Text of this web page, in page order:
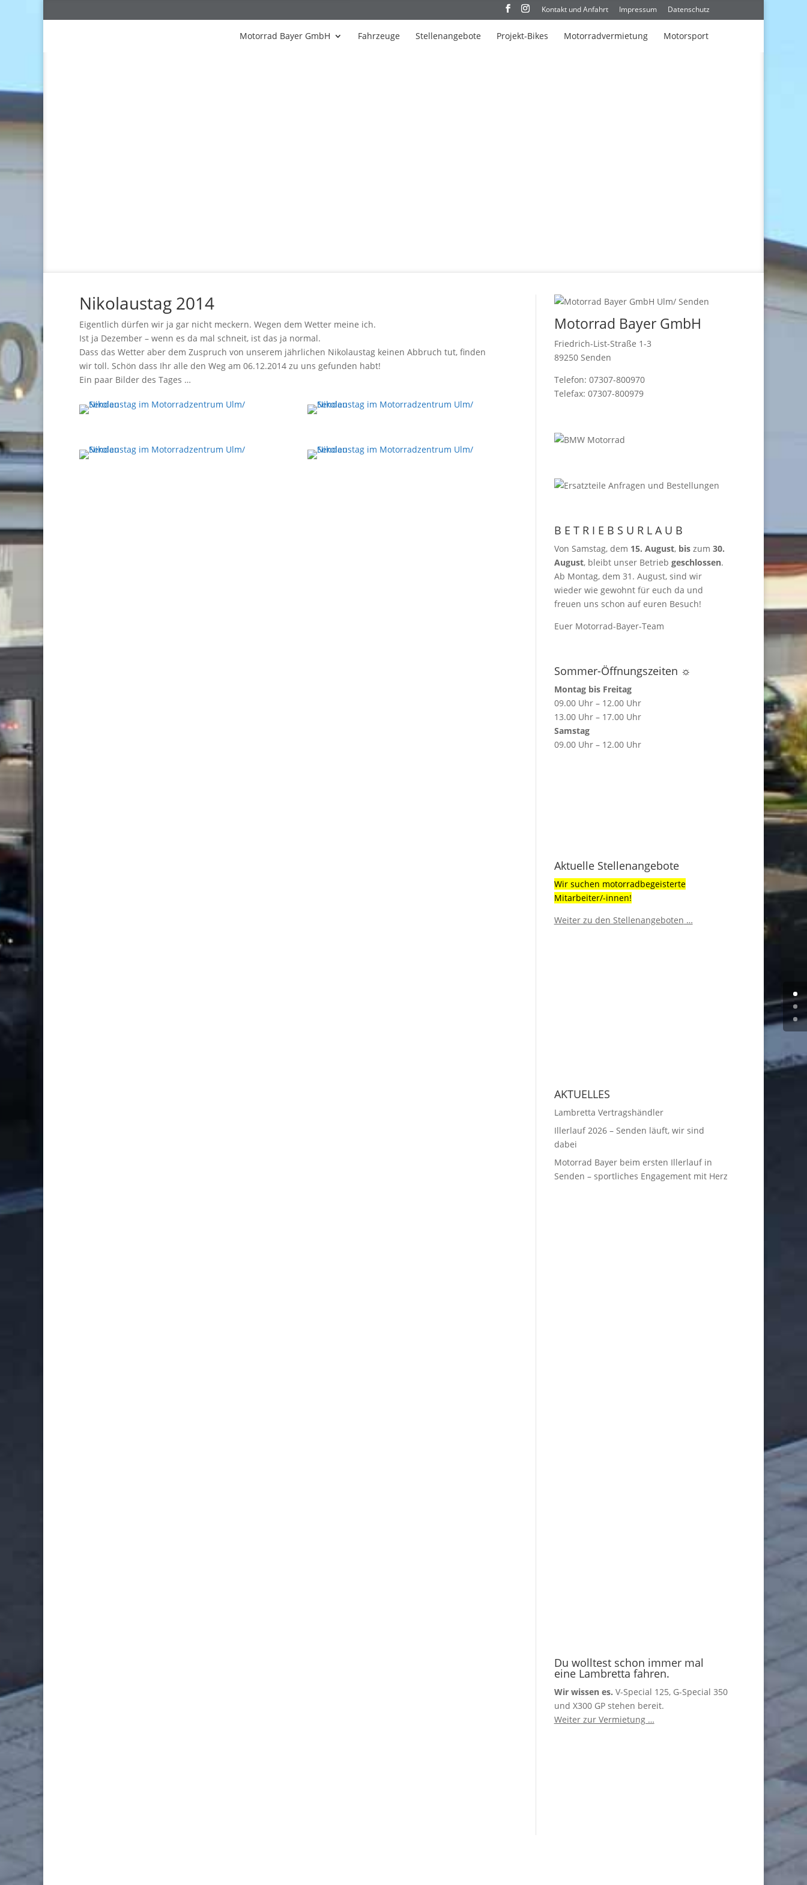
Kontakt und Anfahrt Impressum Datenschutz
Motorrad Bayer GmbH Fahrzeuge Stellenangebote Projekt-Bikes Motorradvermietung Motorsport
Nikolaustag 2014
Eigentlich dürfen wir ja gar nicht meckern. Wegen dem Wetter meine ich.
Ist ja Dezember – wenn es da mal schneit, ist das ja normal.
Dass das Wetter aber dem Zuspruch von unserem jährlichen Nikolaustag keinen Abbruch tut, finden
wir toll. Schön dass Ihr alle den Weg am 06.12.2014 zu uns gefunden habt!
Ein paar Bilder des Tages …
Motorrad Bayer GmbH
Friedrich-List-Straße 1-3
89250 Senden
Telefon: 07307-800970
Telefax: 07307-800979
B E T R I E B S U R L A U B
Von Samstag, dem 15. August, biszum 30.
August, bleibt unser Betrieb geschlossen.
Ab Montag, dem 31. August, sind wir
wieder wie gewohnt für euch da und
freuen uns schon auf euren Besuch!
Euer Motorrad-Bayer-Team
Sommer-Öffnungszeiten ☼
Montag bis Freitag
09.00 Uhr – 12.00 Uhr
13.00 Uhr – 17.00 Uhr
Samstag
09.00 Uhr – 12.00 Uhr
Aktuelle Stellenangebote
Wir suchen motorradbegeisterte
Mitarbeiter/-innen!
Weiter zu den Stellenangeboten …
AKTUELLES
Lambretta Vertragshändler
Illerlauf 2026 – Senden läuft, wir sind
dabei
Motorrad Bayer beim ersten Illerlauf in
Senden – sportliches Engagement mit Herz
Du wolltest schon immer mal
eine Lambretta fahren.
Wir wissen es. V-Special 125, G-Special 350
und X300 GP stehen bereit.
Weiter zur Vermietung …